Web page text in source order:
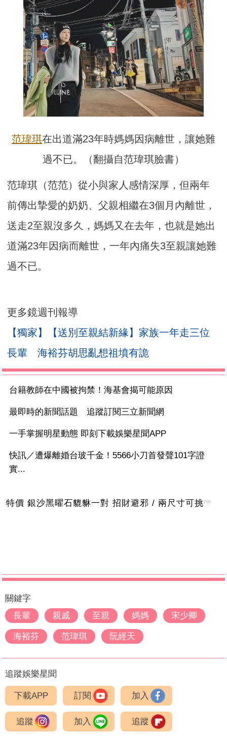
范瑋琪在出道滿23年時媽媽因病離世，讓她難
過不已。（翻攝自范瑋琪臉書）
范瑋琪（范范）從小與家人感情深厚，但兩年
前傳出摯愛的奶奶、父親相繼在3個月內離世，
送走2至親沒多久，媽媽又在去年，也就是她出
道滿23年因病而離世，一年內痛失3至親讓她難
過不已。
更多鏡週刊報導
【獨家】【送別至親結新緣】家族一年走三位
長輩 海裕芬胡思亂想祖墳有詭
台籍教師在中國被拘禁！海基會揭可能原因
最即時的新聞話題 追蹤訂閱三立新聞網
一手掌握明星動態 即刻下載娛樂星聞APP
快訊／遭爆離婚台玻千金！5566小刀首發聲101字證
實...
特價 銀沙黑曜石貔貅一對 招財避邪 / 兩尺寸可挑PR
關鍵字
長輩
親戚 至親 媽媽 宋少卿
海裕芬 范瑋琪 阮經天
追蹤娛樂星聞
下載APP 訂閱 加入
追蹤 加入 追蹤